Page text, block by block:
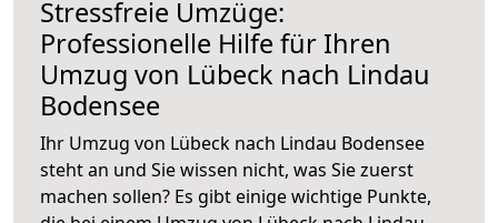
Stressfreie Umzüge:
Professionelle Hilfe für Ihren
Umzug von Lübeck nach Lindau
Bodensee
Ihr Umzug von Lübeck nach Lindau Bodensee
steht an und Sie wissen nicht, was Sie zuerst
machen sollen? Es gibt einige wichtige Punkte,